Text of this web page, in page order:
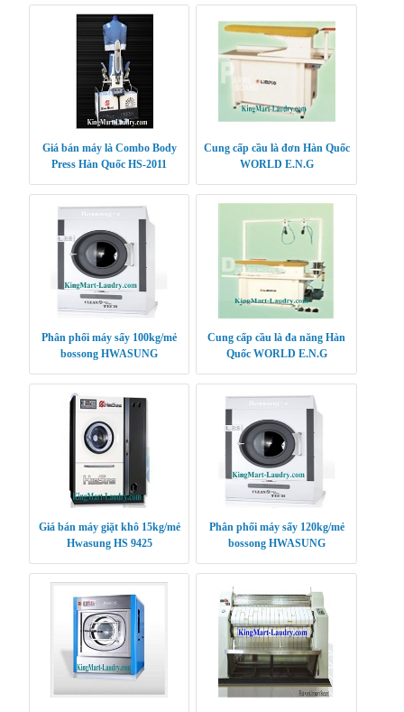
Giá bán máy là Combo Body
Press Hàn Quốc HS-2011
Cung cấp cầu là đơn Hàn Quốc
WORLD E.N.G
Phân phối máy sấy 100kg/mẻ
bossong HWASUNG
Cung cấp cầu là đa năng Hàn
Quốc WORLD E.N.G
Giá bán máy giặt khô 15kg/mẻ
Hwasung HS 9425
Phân phối máy sấy 120kg/mẻ
bossong HWASUNG